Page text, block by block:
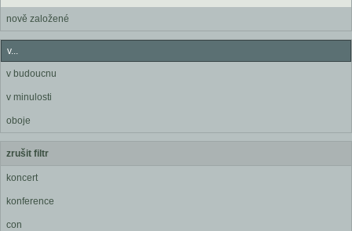
nově založené
v...
v budoucnu
v minulosti
oboje
zrušit filtr
koncert
konference
con